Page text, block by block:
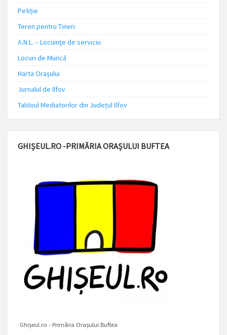
Petiție
Teren pentru Tineri
A.N.L. – Locuinţe de serviciu
Locuri de Muncă
Harta Orașului
Jurnalul de Ilfov
Tabloul Mediatorilor din Județul Ilfov
GHIȘEUL.RO -PRIMĂRIA ORAȘULUI BUFTEA
Ghișeul.ro - Primăria Orașului Buftea